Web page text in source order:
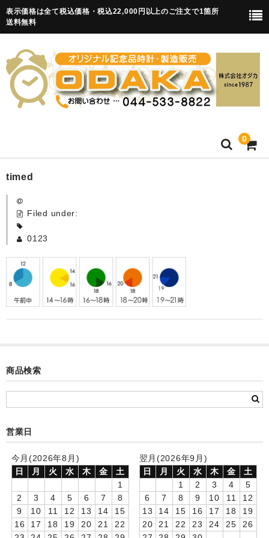
表示価格は全て税込価格・税込22,000円以上のご注文で1箇所
送料無料
0
HOME
卒園記念品
カード付フォトフレームクロック(集合)
目覚まし時計(集合＋個別)
メロディ時計(個別)
知育時計
制服メモリー
お絵かきギャラリー
自作オリジナル時計
timed
Filed under:
0123
商品検索
営業日
今月(2026年8月)
日
月 火 水 木 金
土
1
2
3 4 5 6 7
8
9
10 11 12 13 14
15
16
17 18 19 20 21
22
翌月(2026年9月)
日
月 火 水 木 金
土
1
2 3 4
5
6
7 8 9 10 11
12
13
14 15 16 17 18
19
20
21 22 23 24 25
26